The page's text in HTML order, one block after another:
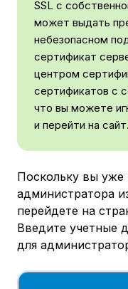
SSL с
может выдать
небезопасном
сертификат
центром
сертификатов с
что вы можете
и перейти на сайт.
Поскольку вы уже
администратора
перейдете на
Введите учетные
для